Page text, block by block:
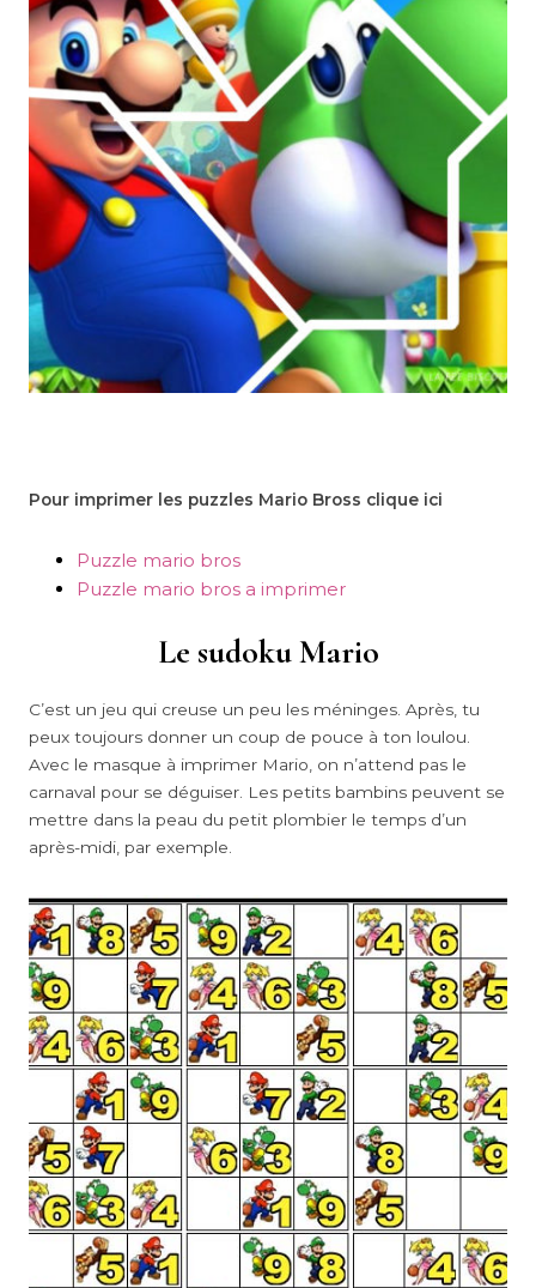
Pour imprimer les puzzles Mario Bross clique ici
Puzzle mario bros
Puzzle mario bros a imprimer
Le sudoku Mario
C’est un jeu qui creuse un peu les méninges. Après, tu
peux toujours donner un coup de pouce à ton loulou.
Avec le masque à imprimer Mario, on n’attend pas le
carnaval pour se déguiser. Les petits bambins peuvent se
mettre dans la peau du petit plombier le temps d’un
après-midi, par exemple.